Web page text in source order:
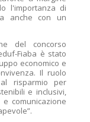
l'importanza di
anche con un
del concorso
Fiaba è stato
economico e
Il ruolo
risparmio per
e inclusivi,
comunicazione